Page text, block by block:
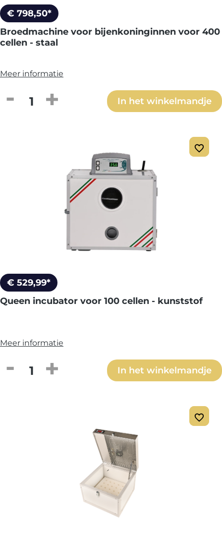
€ 798,50*
Broedmachine voor bijenkoninginnen voor 400
cellen - staal
Meer informatie
Producthoeveelheid: Voer deIn het winkelmandje
€ 529,99*
Queen incubator voor 100 cellen - kunststof
Meer informatie
Producthoeveelheid: Voer deIn het winkelmandje